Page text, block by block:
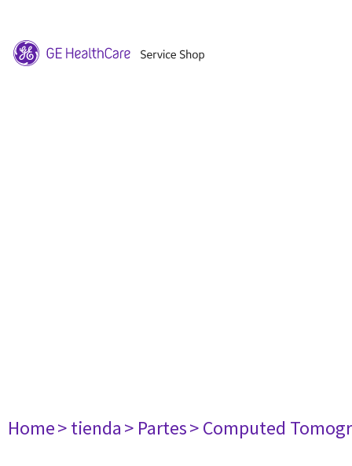
Home> tienda> Partes> Computed